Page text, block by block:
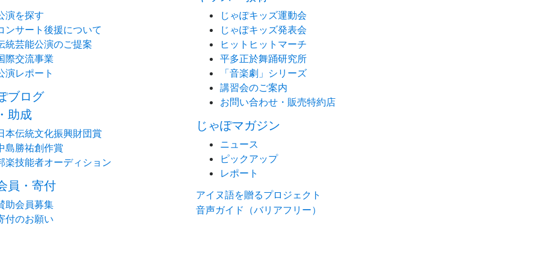
演を探す
ンサート後援について
統芸能公演のご提案
際交流事業
演レポート
ブログ
助成
本伝統文化振興財団賞
島勝祐創作賞
楽技能者オーディション
員・寄付
助会員募集
付のお願い
じゃぽキッズ運動会
じゃぽキッズ発表会
ヒットヒットマーチ
平多正於舞踊研究所
「音楽劇」シリーズ
講習会のご案内
お問い合わせ・販売特約店
じゃぽマガジン
ニュース
ピックアップ
レポート
アイヌ語を贈るプロジェクト
音声ガイド（バリアフリー）